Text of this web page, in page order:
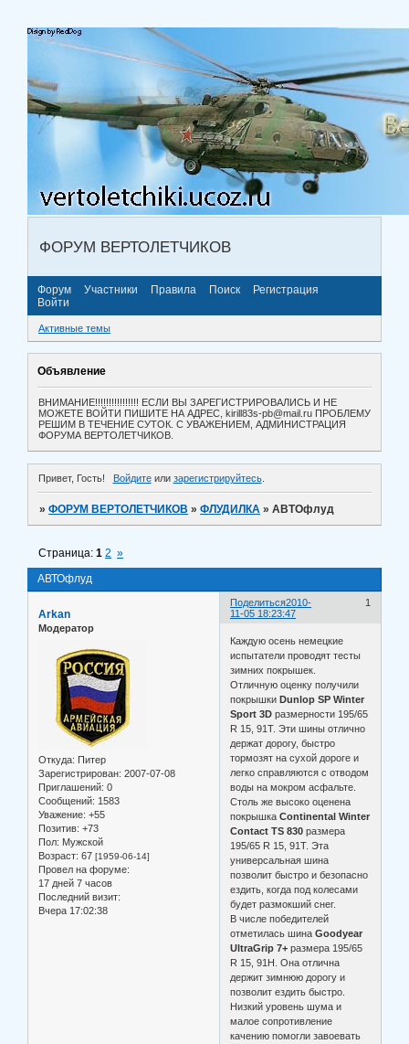
ФОРУМ ВЕРТОЛЕТЧИКОВ
Форум Участники Правила Поиск
Регистрация
Войти
Активные темы
Объявление
ВНИМАНИЕ!!!!!!!!!!!!!!!! ЕСЛИ ВЫ ЗАРЕГИСТРИРОВАЛИСЬ И НЕ
МОЖЕТЕ ВОЙТИ ПИШИТЕ НА АДРЕС, kirill83s-pb@mail.ru ПРОБЛЕМУ
РЕШИМ В ТЕЧЕНИЕ СУТОК. С УВАЖЕНИЕМ, АДМИНИСТРАЦИЯ
ФОРУМА ВЕРТОЛЕТЧИКОВ.
Привет, Гость! Войдитеили зарегистрируйтесь.
»ФОРУМ ВЕРТОЛЕТЧИКОВ »ФЛУДИЛКА »АВТОфлуд
АВТОфлуд
Страница:1 2 »
Поделиться 1
2010-
11-05 18:23:47
Arkan
Модератор
Откуда: Питер
Зарегистрирован: 2007-07-08
Приглашений: 0
Сообщений: 1583
Уважение: +55
Позитив: +73
Пол: Мужской
Возраст: 67 [1959-06-14]
Провел на форуме:
17 дней 7 часов
Последний визит:
Вчера 17:02:38
Каждую осень немецкие
испытатели проводят тесты
зимних покрышек.
Отличную оценку получили
покрышкиDunlop SP Winter
Sport 3D размерности 195/65
R 15, 91T. Эти шины отлично
держат дорогу, быстро
тормозят на сухой дороге и
легко справляются с отводом
воды на мокром асфальте.
Столь же высоко оценена
покрышкаContinental Winter
Contact TS 830 размера
195/65 R 15, 91T. Эта
универсальная шина
позволит быстро и безопасно
ездить, когда под колесами
будет размокший снег.
В числе победителей
отметилась шинаGoodyear
UltraGrip 7+ размера 195/65
R 15, 91H. Она отлична
держит зимнюю дорогу и
позволит ездить быстро.
Низкий уровень шума и
малое сопротивление
качению помогли завоевать